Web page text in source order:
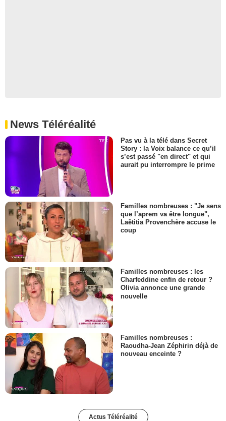
News Téléréalité
Pas vu à la télé dans Secret
Story : la Voix balance ce qu’il
s’est passé "en direct" et qui
aurait pu interrompre le prime
Familles nombreuses : "Je sens
que l’aprem va être longue",
Laëtitia Provenchère accuse le
coup
Familles nombreuses : les
Charfeddine enfin de retour ?
Olivia annonce une grande
nouvelle
Familles nombreuses :
Raoudha-Jean Zéphirin déjà de
nouveau enceinte ?
Actus Téléréalité